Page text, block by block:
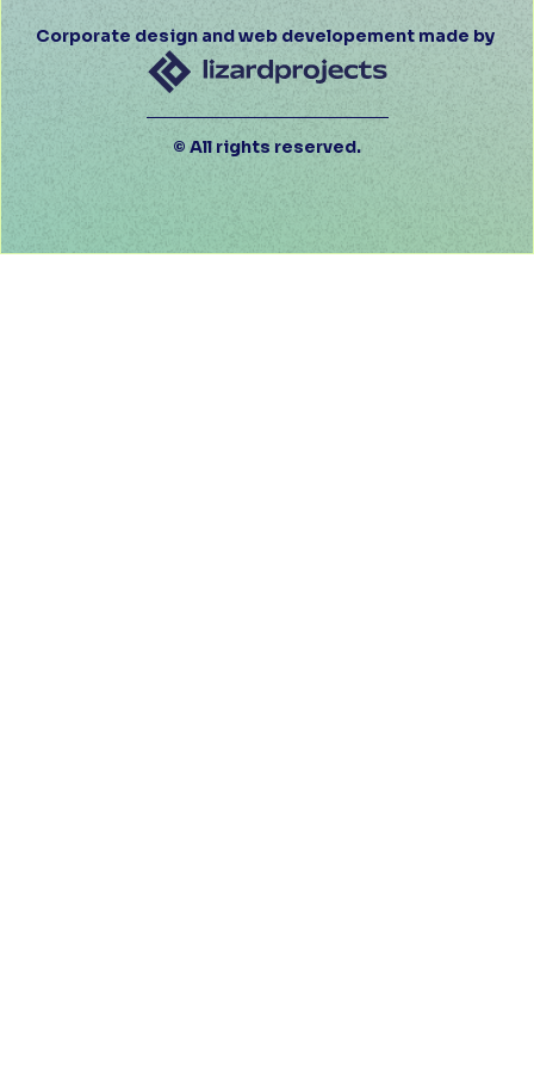
Corporate design and web developement made by
© All rights reserved.